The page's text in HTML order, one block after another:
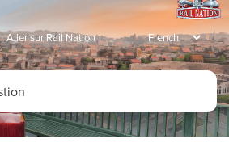
Aller sur Rail Nation